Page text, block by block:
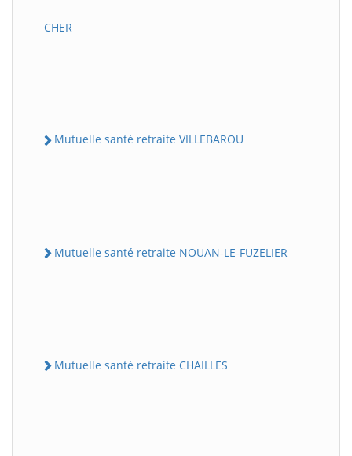
CHER
Mutuelle santé retraite VILLEBAROU
Mutuelle santé retraite NOUAN-LE-FUZELIER
Mutuelle santé retraite CHAILLES